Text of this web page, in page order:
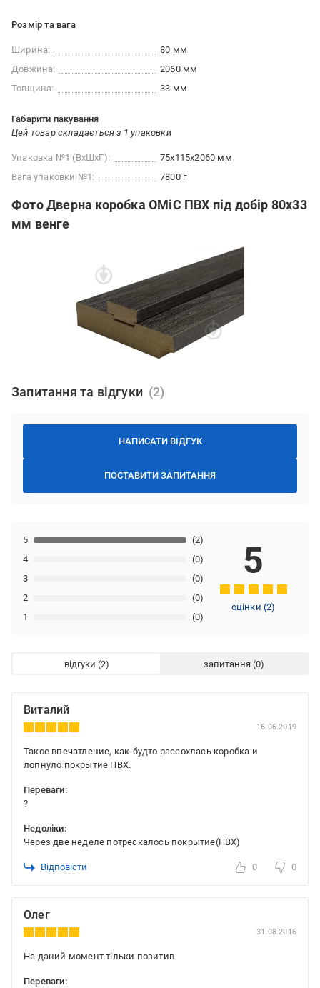
Розмір та вага
Ширина:
80 мм
Довжина:
2060 мм
Товщина:
33 мм
Габарити пакування
Цей товар складається з 1 упаковки
Упаковка №1 (ВхШхГ):
75x115x2060 мм
Вага упаковки №1:
7800 г
Фото Дверна коробка ОМіС ПВХ під добір 80х33
мм венге
Запитання та відгуки
НАПИСАТИ ВІДГУК
ПОСТАВИТИ ЗАПИТАННЯ
1 (0)
2 (0)
3 (0)
4 (0)
5 (2)
5
оцінки(2)
відгуки запитання
Виталий
16.06.2019
Такое впечатление, как-будто рассохлась коробка и
лопнуло покрытие ПВХ.
Переваги:
?
Недоліки:
Через две неделе потрескалось покрытие(ПВХ)
Відповісти 0 0
Олег
31.08.2016
На даний момент тільки позитив
Переваги: